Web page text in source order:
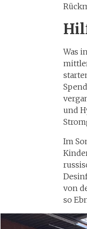
Was
und
Im
von
so